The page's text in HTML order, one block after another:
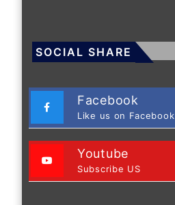
SOCIAL SHARE
Facebook
Like us on Facebook
Youtube
Subscribe US